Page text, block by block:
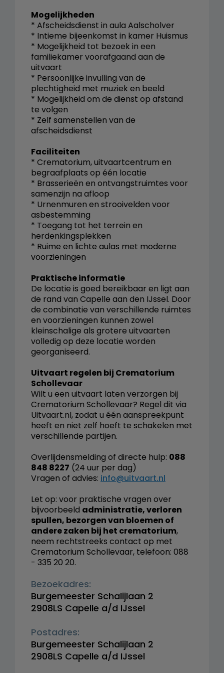
Mogelijkheden
* Afscheidsdienst in aula Aalscholver
* Intieme bijeenkomst in kamer Huismus
* Mogelijkheid tot bezoek in een
familiekamer voorafgaand aan de
uitvaart
* Persoonlijke invulling van de
plechtigheid met muziek en beeld
* Mogelijkheid om de dienst op afstand
te volgen
* Zelf samenstellen van de
afscheidsdienst
Faciliteiten
* Crematorium, uitvaartcentrum en
begraafplaats op één locatie
* Brasserieën en ontvangstruimtes voor
samenzijn na afloop
* Urnenmuren en strooivelden voor
asbestemming
* Toegang tot het terrein en
herdenkingsplekken
* Ruime en lichte aulas met moderne
voorzieningen
Praktische informatie
De locatie is goed bereikbaar en ligt aan
de rand van Capelle aan den IJssel. Door
de combinatie van verschillende ruimtes
en voorzieningen kunnen zowel
kleinschalige als grotere uitvaarten
volledig op deze locatie worden
georganiseerd.
Uitvaart regelen bij Crematorium
Schollevaar
Wilt u een uitvaart laten verzorgen bij
Crematorium Schollevaar? Regel dit via
Uitvaart.nl, zodat u één aanspreekpunt
heeft en niet zelf hoeft te schakelen met
verschillende partijen.
Overlijdensmelding of directe hulp: 088
848 8227 (24 uur per dag)
Vragen of advies: info@uitvaart.nl
Let op: voor praktische vragen over
bijvoorbeeld administratie, verloren
spullen, bezorgen van bloemen of
andere zaken bij het crematorium,
neem rechtstreeks contact op met
Crematorium Schollevaar, telefoon: 088
- 335 20 20.
Bezoekadres:
Burgemeester Schalijlaan 2
2908LS Capelle a/d IJssel
Postadres:
Burgemeester Schalijlaan 2
2908LS Capelle a/d IJssel